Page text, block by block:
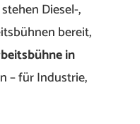
Diesel-,
bereit,
in
– für Industrie,